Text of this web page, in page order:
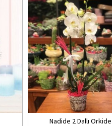
Nadide 2 Dallı Orkide